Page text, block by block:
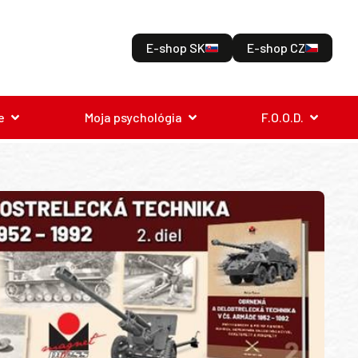
E-shop SK E-shop CZ
Moja psychológia F.O.O.D.